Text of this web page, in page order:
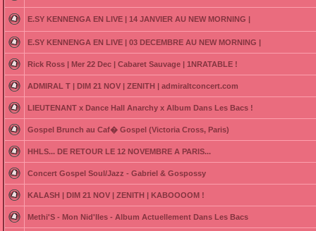
E.SY KENNENGA EN LIVE | 14 JANVIER AU NEW MORNING |
E.SY KENNENGA EN LIVE | 03 DECEMBRE AU NEW MORNING |
Rick Ross | Mer 22 Dec | Cabaret Sauvage | 1NRATABLE !
ADMIRAL T | DIM 21 NOV | ZENITH | admiraltconcert.com
LIEUTENANT x Dance Hall Anarchy x Album Dans Les Bacs !
Gospel Brunch au Caf� Gospel (Victoria Cross, Paris)
HHLS... DE RETOUR LE 12 NOVEMBRE A PARIS...
Concert Gospel Soul/Jazz - Gabriel & Gospossy
KALASH | DIM 21 NOV | ZENITH | KABOOOOM !
Methi'S - Mon Nid'Iles - Album Actuellement Dans Les Bacs